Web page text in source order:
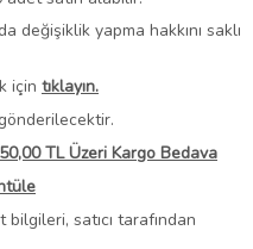
değişiklik yapma hakkını saklı
için tıklayın.
TL Üzeri Kargo Bedava
satıcı tarafından